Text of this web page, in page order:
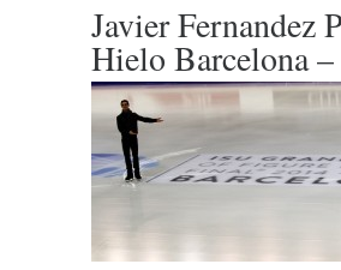
Javier Fernandez
Hielo Barcelona